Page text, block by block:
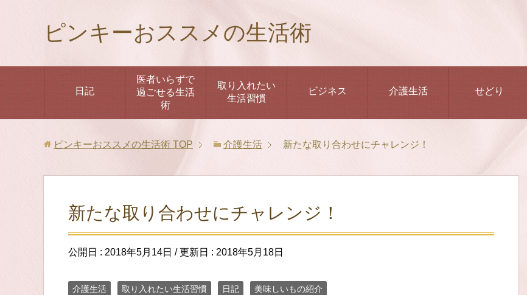
ピンキーおススメの生活術
日記
医者いらずで
過ごせる生活
術
取り入れたい
生活習慣
ビジネス 介護生活 せどり
ピンキーおススメの生活術 TOP 介護生活 新たな取り合わせにチャレンジ！
新たな取り合わせにチャレンジ！
公開日 : 2018年5月14日 / 更新日 : 2018年5月18日
介護生活 取り入れたい生活習慣 日記 美味しいもの紹介